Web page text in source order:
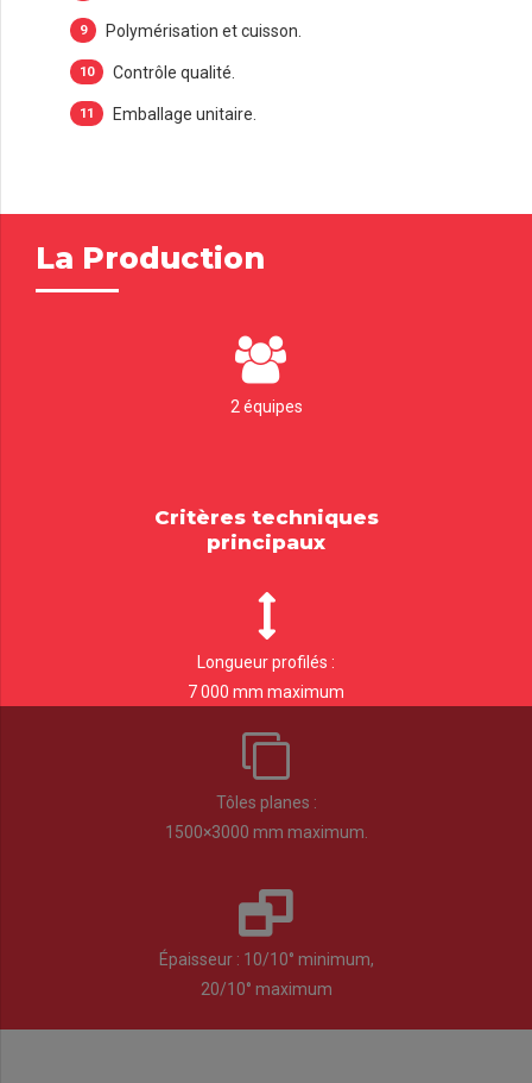
Polymérisation et cuisson.
Contrôle qualité.
Emballage unitaire.
La Production
2 équipes
Critères techniques
principaux
Longueur profilés :
7 000 mm maximum
Tôles planes :
1500×3000 mm maximum.
Épaisseur: 10/10° minimum,
20/10° maximum